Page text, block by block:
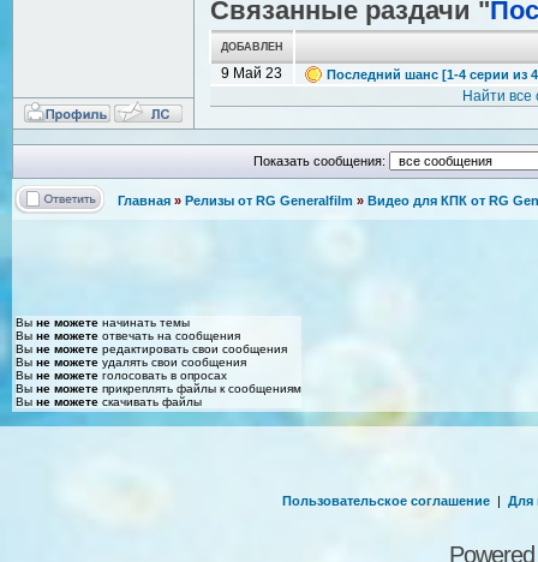
Связанные раздачи "
ДОБАВЛЕН
9 Май 23 Последний шанс [1-4 серии из
Найти
Показать сообщения:
Главная » Релизы от RG Generalfilm » Видео для КПК от RG
Вы не можете начинать темы
Вы не можете отвечать на сообщения
Вы не можете редактировать свои сообщения
Вы не можете удалять свои сообщения
Вы не можете голосовать в опросах
Вы не можете прикреплять файлы к сообщениям
Вы не можете скачивать файлы
Пользовательское соглашение | Для